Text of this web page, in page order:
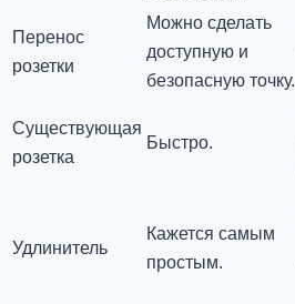
Перенос
розетки
Можно сделать
доступную и
безопасную точку.
Существующая
розетка
Быстро.
Удлинитель
Кажется самым
простым.